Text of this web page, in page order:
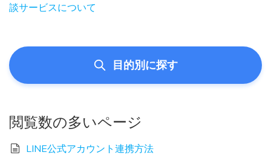
談サービスについて
目的別に探す
閲覧数の多いページ
LINE公式アカウント連携方法